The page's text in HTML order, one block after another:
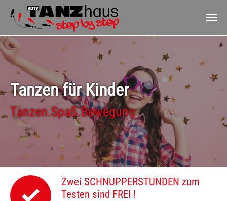
Zum Hauptinhalt springen
Tanzen für Kinder
Tanzen.Spaß.Bewegung
Zwei SCHNUPPERSTUNDEN zum
Testen sind FREI !